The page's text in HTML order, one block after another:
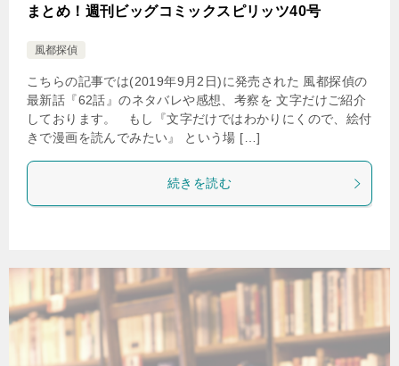
まとめ！週刊ビッグコミックスピリッツ40号
風都探偵
こちらの記事では(2019年9月2日)に発売された 風都探偵の
最新話『62話』のネタバレや感想、考察を 文字だけご紹介
しております。 もし『文字だけではわかりにくので、絵付
きで漫画を読んでみたい』 という場 […]
続きを読む